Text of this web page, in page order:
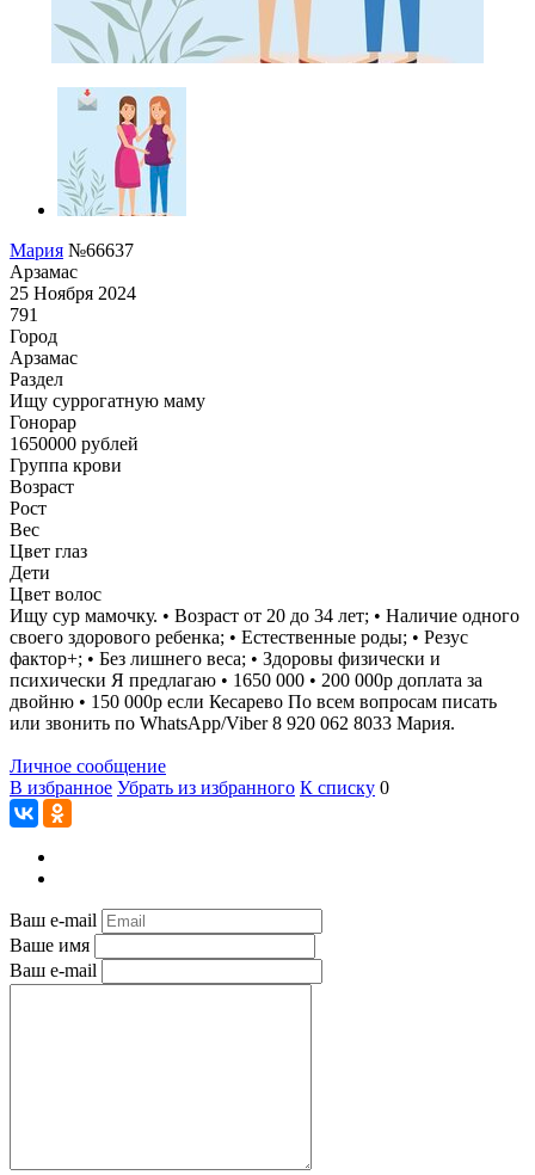
Мария №66637
Арзамас
25 Ноября 2024
791
Город
Арзамас
Раздел
Ищу суррогатную маму
Гонoрар
1650000 рублей
Группа крови
Возраст
Рост
Вес
Цвет глаз
Дети
Цвет волос
Ищу сур мамочку. • Возраст от 20 до 34 лет; • Наличие одного
своего здорового ребенка; • Естественные роды; • Резус
фактор+; • Без лишнего веса; • Здоровы физически и
психически Я предлагаю • 1650 000 • 200 000р доплата за
двойню • 150 000р если Кесарево По всем вопросам писать
или звонить по WhatsApp/Viber 8 920 062 8033 Мария.
Личное сообщение
В избранное Убрать из избранного К списку 0
Ваш e-mail
Ваше имя
Ваш e-mail